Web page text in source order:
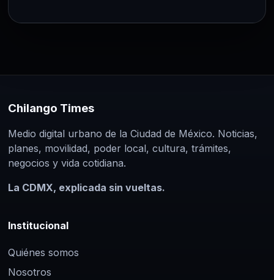
Chilango Times
Medio digital urbano de la Ciudad de México. Noticias,
planes, movilidad, poder local, cultura, trámites,
negocios y vida cotidiana.
La CDMX, explicada sin vueltas.
Institucional
Quiénes somos
Nosotros